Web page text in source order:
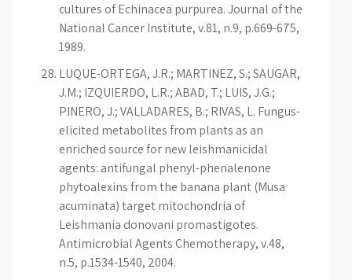
cultures of Echinacea purpurea. Journal of the
National Cancer Institute, v.81, n.9, p.669-675,
1989.
LUQUE-ORTEGA, J.R.; MARTINEZ, S.; SAUGAR,
J.M.; IZQUIERDO, L.R.; ABAD, T.; LUIS, J.G.;
PINERO, J.; VALLADARES, B.; RIVAS, L. Fungus-
elicited metabolites from plants as an
enriched source for new leishmanicidal
agents: antifungal phenyl-phenalenone
phytoalexins from the banana plant (Musa
acuminata) target mitochondria of
Leishmania donovani promastigotes.
Antimicrobial Agents Chemotherapy, v.48,
n.5, p.1534-1540, 2004.